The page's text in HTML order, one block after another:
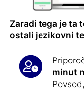
Zaradi tega je ta
ostali jezikovni
minut